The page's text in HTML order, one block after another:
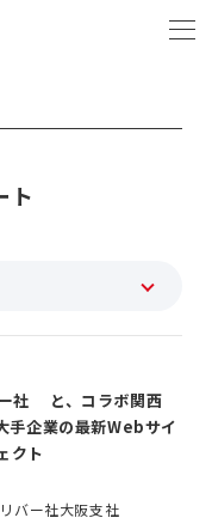
ト
社 と、コラボ関西
手企業の最新Webサイ
クト
バー社大阪支社